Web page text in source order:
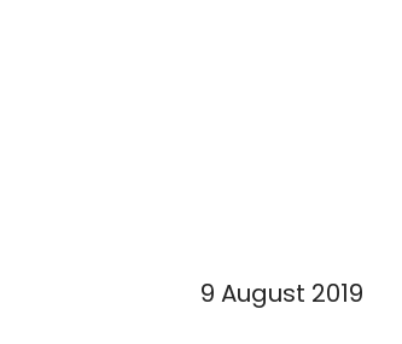
9 August 2019